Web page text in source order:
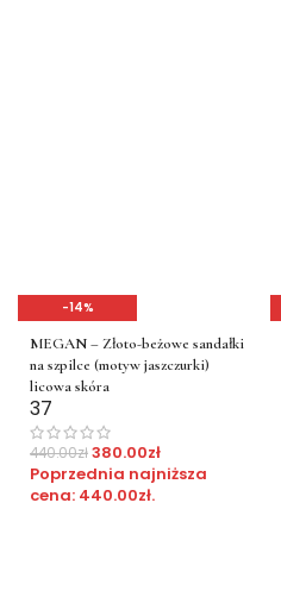
-14%
MEGAN – Złoto-beżowe sandałki
na szpilce (motyw jaszczurki)
licowa skóra
37
440.00zł380.00zł
Poprzednia najniższa
cena: 440.00zł.